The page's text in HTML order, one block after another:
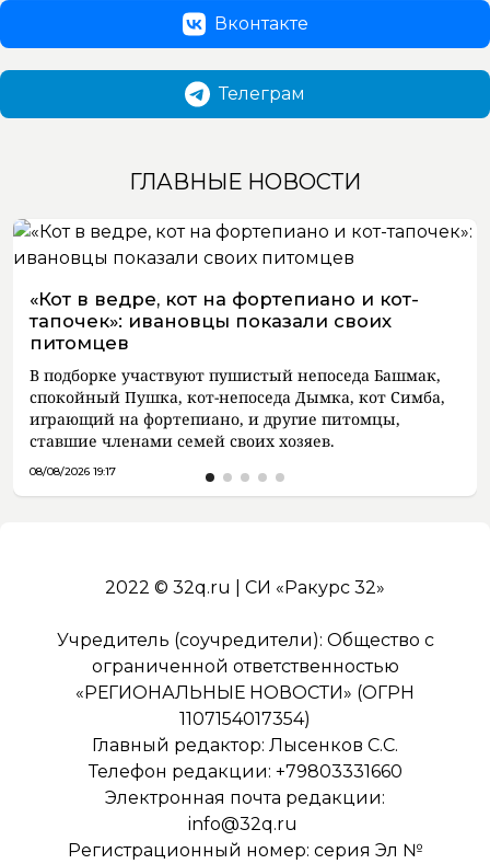
Вконтакте
Телеграм
ГЛАВНЫЕ НОВОСТИ
«Кот в ведре, кот на фортепиано и кот-
тапочек»: ивановцы показали своих
питомцев
В подборке участвуют пушистый непоседа Башмак,
спокойный Пушка, кот-непоседа Дымка, кот Симба,
играющий на фортепиано, и другие питомцы,
ставшие членами семей своих хозяев.
08/08/2026 19:17
2022 © 32q.ru | СИ «Ракурс 32»
Учредитель (соучредители): Общество с
ограниченной ответственностью
«РЕГИОНАЛЬНЫЕ НОВОСТИ» (ОГРН
1107154017354)
Главный редактор: Лысенков С.С.
Телефон редакции: +79803331660
Электронная почта редакции:
info@32q.ru
Регистрационный номер: серия Эл №